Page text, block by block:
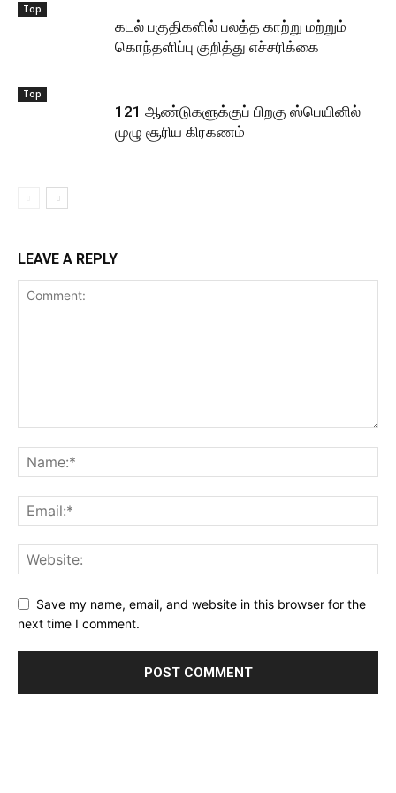
Top
கடல் பகுதிகளில் பலத்த காற்று மற்றும்
கொந்தளிப்பு குறித்து எச்சரிக்கை
Top
121 ஆண்டுகளுக்குப் பிறகு ஸ்பெயினில்
முழு சூரிய கிரகணம்
LEAVE A REPLY
Save my name, email, and website in this browser for the
next time I comment.